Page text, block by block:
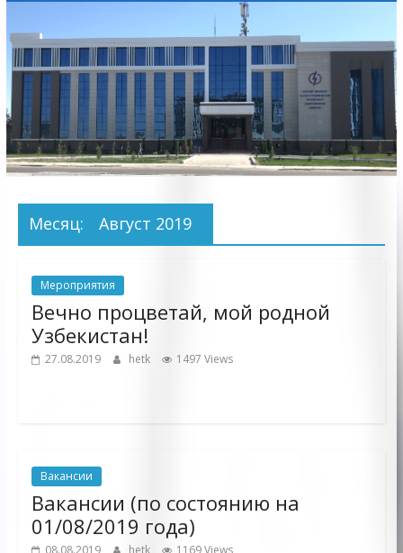
Электрических
сетей"
АО
"Бухарское
Электрических
Месяц: Август 2019
Мероприятия
Вечно процветай, мой родной
Узбекистан!
27.08.2019 hetk 1497 Views
Вакансии
Вакансии (по состоянию на
01/08/2019 года)
08.08.2019 hetk 1169 Views